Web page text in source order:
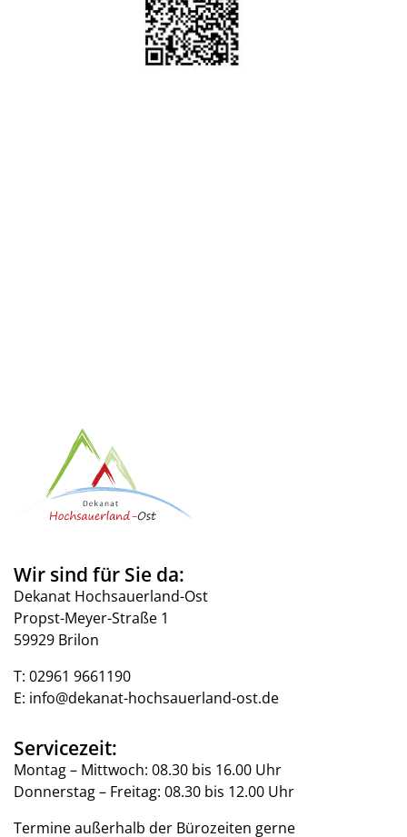
Wir sind für Sie da:
Dekanat Hochsauerland-Ost
Propst-Meyer-Straße 1
59929 Brilon
T: 02961 9661190
E: info@dekanat-hochsauerland-ost.de
Servicezeit:
Montag – Mittwoch: 08.30 bis 16.00 Uhr
Donnerstag – Freitag: 08.30 bis 12.00 Uhr
Termine außerhalb der Bürozeiten gerne